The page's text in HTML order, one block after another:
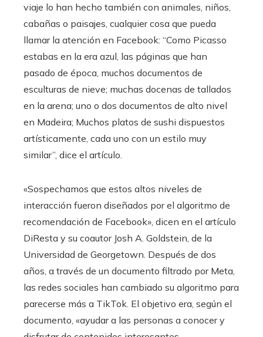
viaje lo han hecho también con animales, niños,
cabañas o paisajes, cualquier cosa que pueda
llamar la atención en Facebook: “Como Picasso
estabas en la era azul, las páginas que han
pasado de época, muchos documentos de
esculturas de nieve; muchas docenas de tallados
en la arena; uno o dos documentos de alto nivel
en Madeira; Muchos platos de sushi dispuestos
artísticamente, cada uno con un estilo muy
similar”, dice el artículo.
«Sospechamos que estos altos niveles de
interacción fueron diseñados por el algoritmo de
recomendación de Facebook», dicen en el artículo
DiResta y su coautor Josh A. Goldstein, de la
Universidad de Georgetown. Después de dos
años, a través de un documento filtrado por Meta,
las redes sociales han cambiado su algoritmo para
parecerse más a TikTok. El objetivo era, según el
documento, «ayudar a las personas a conocer y